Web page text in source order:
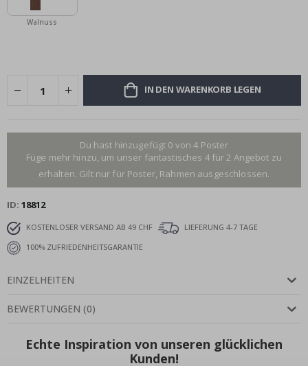
Walnuss
IN DEN WARENKORB LEGEN
Du hast hinzugefügt 0 von 4 Poster
Füge mehr hinzu, um unser fantastisches 4 für 2 Angebot zu
erhalten. Gilt nur für Poster, Rahmen ausgeschlossen.
ID 18812
KOSTENLOSER VERSAND AB 49 CHF
LIEFERUNG 4-7 TAGE
100% ZUFRIEDENHEITSGARANTIE
EINZELHEITEN
BEWERTUNGEN (0)
Echte Inspiration von unseren glücklichen
Kunden!